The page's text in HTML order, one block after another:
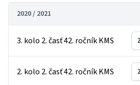
2020 / 2021
3. kolo 2. časť 42. ročník KMS
2. kolo 2. časť 42. ročník KMS